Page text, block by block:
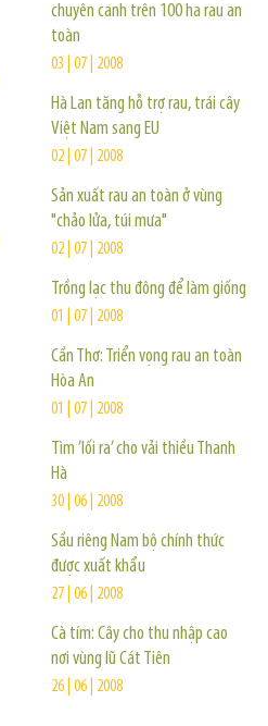
chuyên canh trên 100 ha rau an
toàn
03 | 07 | 2008
Hà Lan tăng hỗ trợ rau, trái cây
Việt Nam sang EU
02 | 07 | 2008
Sản xuất rau an toàn ở vùng
"chảo lửa, túi mưa"
02 | 07 | 2008
Trồng lạc thu đông để làm giống
01 | 07 | 2008
Cần Thơ: Triển vọng rau an toàn
Hòa An
01 | 07 | 2008
Tìm ’lối ra’ cho vải thiều Thanh
Hà
30 | 06 | 2008
Sầu riêng Nam bộ chính thức
được xuất khẩu
27 | 06 | 2008
Cà tím: Cây cho thu nhập cao
nơi vùng lũ Cát Tiên
26 | 06 | 2008